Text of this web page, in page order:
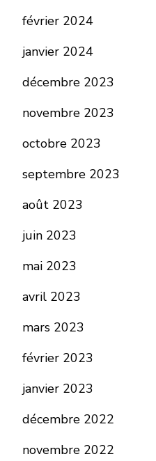
février 2024
janvier 2024
décembre 2023
novembre 2023
octobre 2023
septembre 2023
août 2023
juin 2023
mai 2023
avril 2023
mars 2023
février 2023
janvier 2023
décembre 2022
novembre 2022